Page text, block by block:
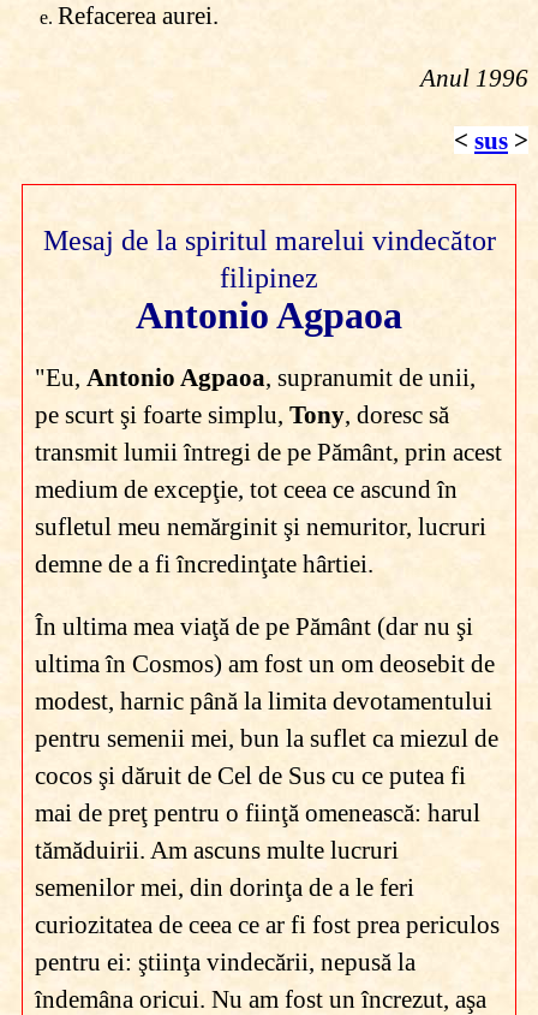
Refacerea aurei.
Anul 1996
< sus >
Mesaj de la spiritul marelui vindecător
filipinez
Antonio Agpaoa
"Eu, Antonio Agpaoa, supranumit de unii,
pe scurt şi foarte simplu, Tony, doresc să
transmit lumii întregi de pe Pământ, prin acest
medium de excepţie, tot ceea ce ascund în
sufletul meu nemărginit şi nemuritor, lucruri
demne de a fi încredinţate hârtiei.
În ultima mea viaţă de pe Pământ (dar nu şi
ultima în Cosmos) am fost un om deosebit de
modest, harnic până la limita devotamentului
pentru semenii mei, bun la suflet ca miezul de
cocos şi dăruit de Cel de Sus cu ce putea fi
mai de preţ pentru o fiinţă omenească: harul
tămăduirii. Am ascuns multe lucruri
semenilor mei, din dorinţa de a le feri
curiozitatea de ceea ce ar fi fost prea periculos
pentru ei: ştiinţa vindecării, nepusă la
îndemâna oricui. Nu am fost un încrezut, aşa